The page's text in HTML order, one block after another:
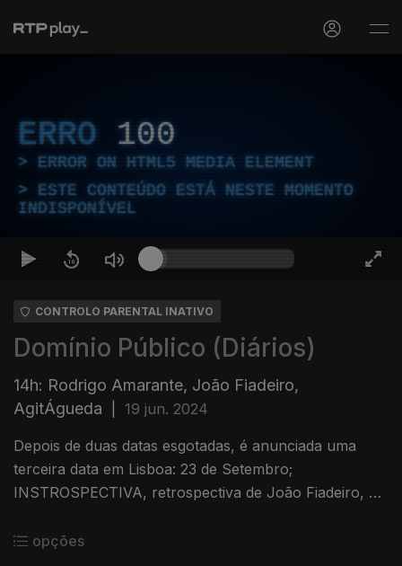
ERRO 100
ERROR ON HTML5 MEDIA ELEMENT
ESTE CONTEÚDO ESTÁ NESTE MOMENTO
INDISPONÍVEL
CONTROLO PARENTAL INATIVO
Domínio Público (Diários)
14h: Rodrigo Amarante, João Fiadeiro,
AgitÁgueda
19 jun. 2024
Depois de duas datas esgotadas, é anunciada uma
terceira data em Lisboa: 23 de Setembro;
INSTROSPECTIVA, retrospectiva de João Fiadeiro, no
2024opções